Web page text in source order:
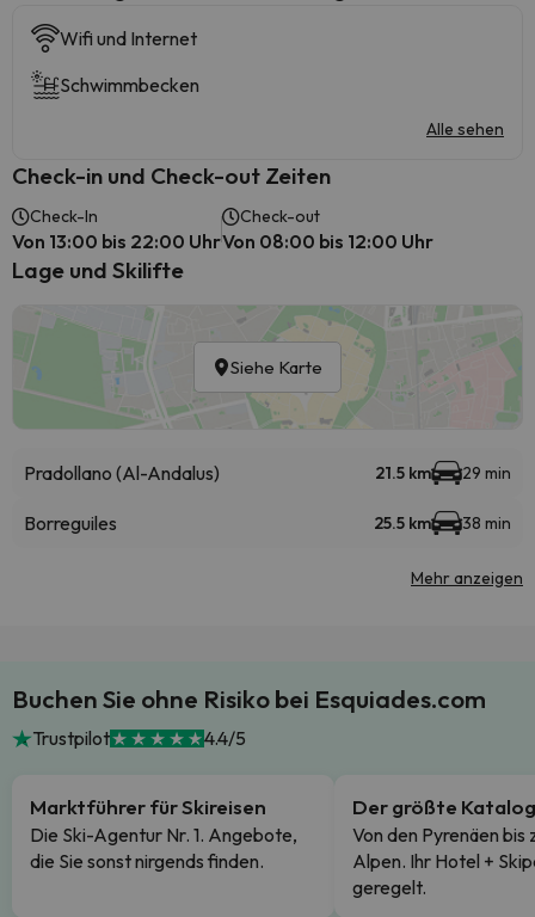
Wifi und Internet
Schwimmbecken
Alle sehen
Check-in und Check-out Zeiten
Check-In
Von 13:00 bis 22:00 Uhr
Check-out
Von 08:00 bis 12:00 Uhr
Lage und Skilifte
Siehe Karte
Pradollano (Al-Andalus) 21.5 km 29 min
Borreguiles 25.5 km 38 min
Mehr anzeigen
Buchen Sie ohne Risiko bei Esquiades.com
Trustpilot 4.4/5
Marktführer für Skireisen
Die Ski-Agentur Nr. 1. Angebote,
die Sie sonst nirgends finden.
Der größte Katalog
Von den Pyrenäen bis
Alpen. Ihr Hotel +
geregelt.